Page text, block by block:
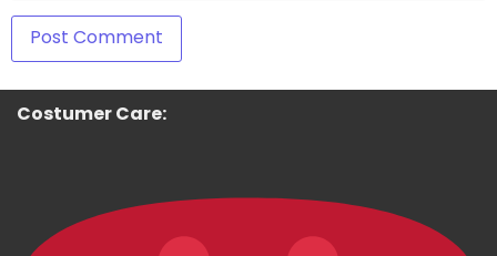
Costumer Care: